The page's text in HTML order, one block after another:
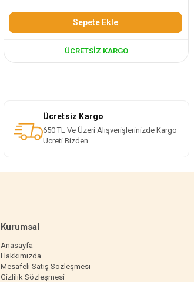
Sepete Ekle
ÜCRETSIZ KARGO
Ücretsiz Kargo
650 TL Ve Üzeri Alışverişlerinizde Kargo
Ücreti Bizden
Kurumsal
Anasayfa
Hakkımızda
Mesafeli Satış Sözleşmesi
Gizlilik Sözleşmesi